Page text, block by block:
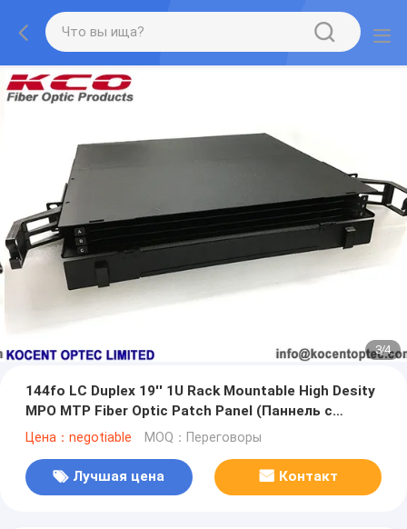
3/4
144fo LC Duplex 19'' 1U Rack Mountable High Desity
MPO MTP Fiber Optic Patch Panel (Паннель с
оптическими волокнами)
Цена：negotiable MOQ：Переговоры
Лучшая цена Контакт